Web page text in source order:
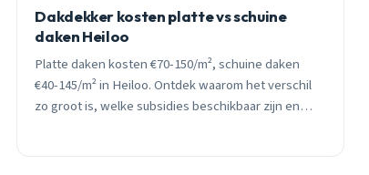
Dakdekker kosten platte vs schuine
daken Heiloo
Platte daken kosten €70-150/m², schuine daken
€40-145/m² in Heiloo. Ontdek waarom het verschil
zo groot is, welke subsidies beschikbaar zijn en